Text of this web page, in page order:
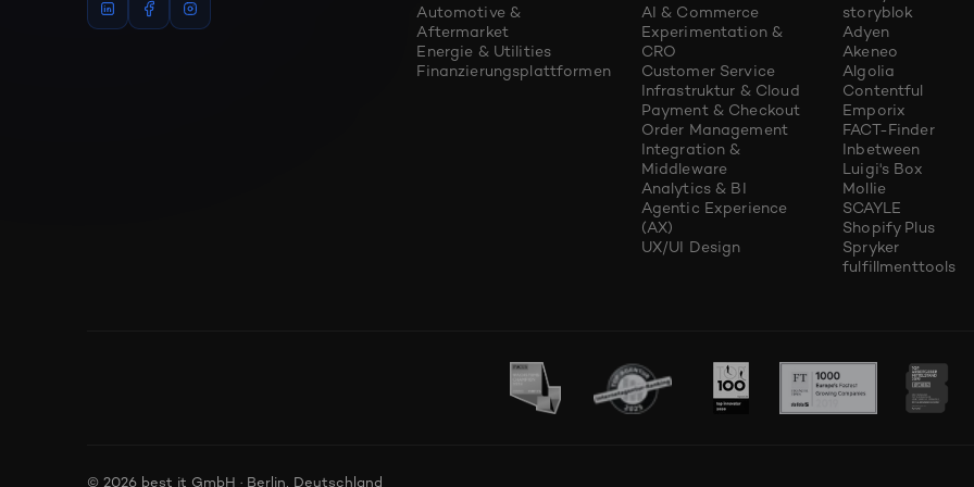
Automotive &
Aftermarket
Energie & Utilities
Finanzierungsplattformen
AI & Commerce
Experimentation &
CRO
Customer Service
Infrastruktur & Cloud
Payment & Checkout
Order Management
Integration &
Middleware
Analytics & BI
Agentic Experience
(AX)
UX/UI Design
storyblok
Adyen
Akeneo
Algolia
Contentful
Emporix
FACT-Finder
Inbetween
Luigi's Box
Mollie
SCAYLE
Shopify Plus
Spryker
fulfillmenttools
© 2026 best it GmbH · Berlin, Deutschland